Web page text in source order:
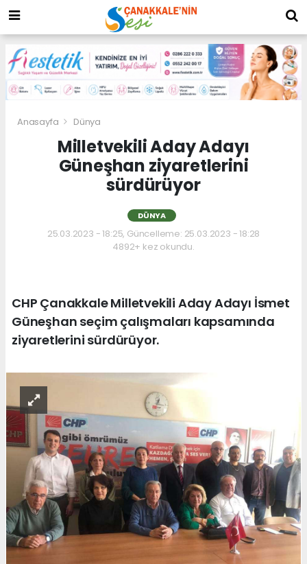
Anasayfa Dünya
Milletvekili Aday Adayı
Güneşhan ziyaretlerini
sürdürüyor
DÜNYA
25.03.2023 - 18:25, Güncelleme: 25.03.2023 - 18:28
4892+ kez okundu.
CHP Çanakkale Milletvekili Aday Adayı İsmet
Güneşhan seçim çalışmaları kapsamında
ziyaretlerini sürdürüyor.